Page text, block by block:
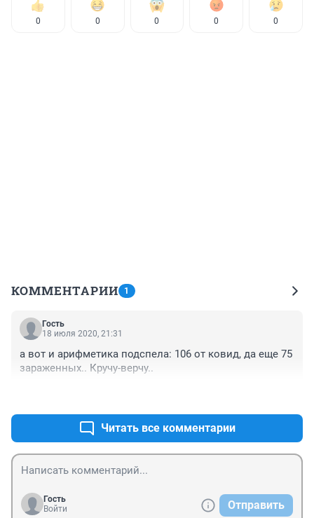
0 0 0 0 0
КОММЕНТАРИИ 1
Гость
18 июля 2020, 21:31
а вот и арифметика подспела: 106 от ковид, да еще 75
зараженных.. Кручу-верчу..
Читать все комментарии
Гость
Войти
Отправить